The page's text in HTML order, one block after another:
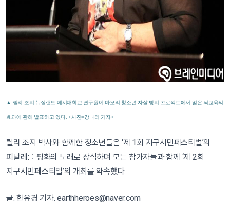
▲ 릴리 조지 뉴질랜드 메시대학교 연구원이 마오리 청소년 자살 방지 프로젝트에서 얻은 뇌교육의
효과에 관해 발표하고 있다. <사진=강나리 기자>
릴리 조지 박사와 함께한 청소년들은 ‘제 1회 지구시민페스티벌’의
피날레를 평화의 노래로 장식하며 모든 참가자들과 함께 ‘제 2회
지구시민페스티벌’의 개최를 약속했다.
글. 한유경 기자. earthheroes@naver.com